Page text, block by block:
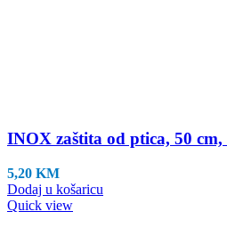
INOX zaštita od ptica, 50 cm,
5,20 KM
Dodaj u košaricu
Quick view